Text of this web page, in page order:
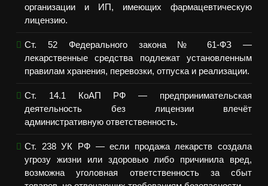
организации и ИП, имеющих фармацевтическую
лицензию.
Ст. 52 Федерального закона № 61-ФЗ —
лекарственные средства подлежат установленным
правилам хранения, перевозки, отпуска и реализации.
Ст. 14.1 КоАП РФ — предпринимательская
деятельность без лицензии влечёт
административную ответственность.
Ст. 238 УК РФ — если продажа лекарств создала
угрозу жизни или здоровью либо причинила вред,
возможна уголовная ответственность за сбыт